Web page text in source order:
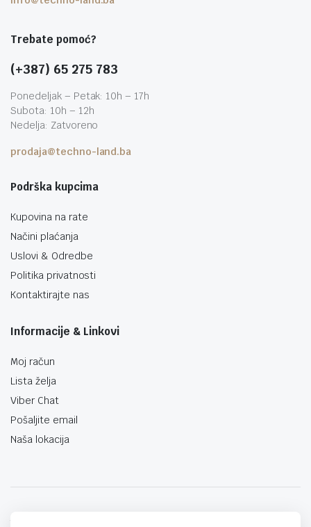
Trebate pomoć?
(+387) 65 275 783
Ponedeljak – Petak: 10h – 17h
Subota: 10h – 12h
Nedelja: Zatvoreno
prodaja@techno-land.ba
Podrška kupcima
Kupovina na rate
Načini plaćanja
Uslovi & Odredbe
Politika privatnosti
Kontaktirajte nas
Informacije & Linkovi
Moj račun
Lista želja
Viber Chat
Pošaljite email
Naša lokacija